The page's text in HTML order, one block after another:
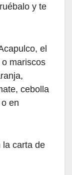
y te
el
mariscos
cebolla
en
la carta de